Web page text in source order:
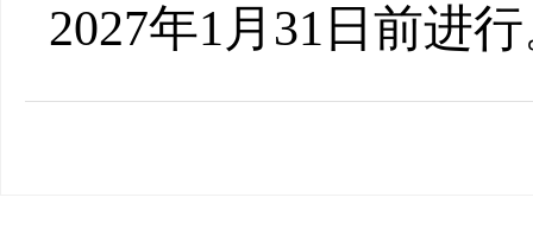
2027年1 月 31 日 前进行